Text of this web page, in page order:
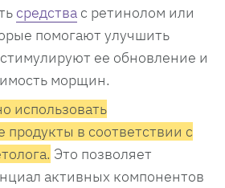
средства с ретинолом или
помогают улучшить
ее обновление и
морщин.
использовать
продукты в соответствии с
Это позволяет
активных компонентов